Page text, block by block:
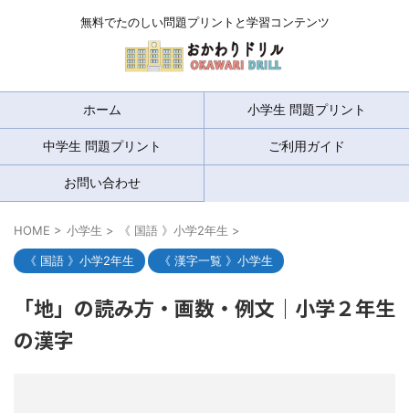
無料でたのしい問題プリントと学習コンテンツ
ホーム 小学生 問題プリント
中学生 問題プリント ご利用ガイド
お問い合わせ
HOME > 小学生 > 《 国語 》小学2年生 >
《 国語 》小学2年生 《 漢字一覧 》小学生
「地」の読み方・画数・例文｜小学２年生
の漢字